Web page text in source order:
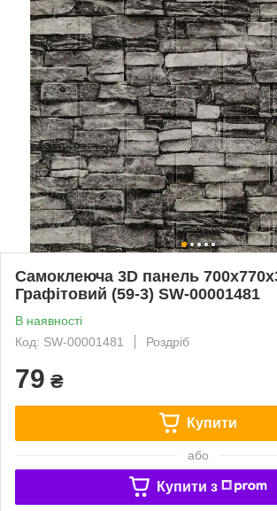
Самоклеюча 3D панель
Графітовий (59-3) SW-00001481
В наявності
Код: SW-00001481
Роздріб
79 ₴
Купити
або
Купити з